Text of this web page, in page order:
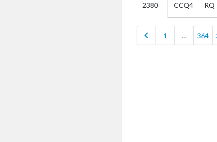
2380 CCQ4 RQ
chevron_left 1 … 364